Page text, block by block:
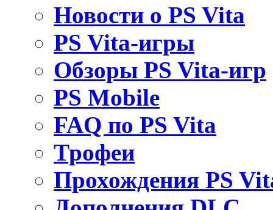
Новости о PS Vita
PS Vita-игры
Обзоры PS Vita-игр
PS Mobile
FAQ по PS Vita
Трофеи
Прохождения PS